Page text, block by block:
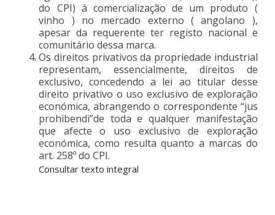
do CPI) à comercialização de um produto (
vinho ) no mercado externo ( angolano ),
apesar da requerente ter registo nacional e
comunitário dessa marca.
Os direitos privativos da propriedade industrial
representam, essencialmente, direitos de
exclusivo, concedendo a lei ao titular desse
direito privativo o uso exclusivo de exploração
económica, abrangendo o correspondente “jus
prohibendi”de toda e qualquer manifestação
que afecte o uso exclusivo de exploração
económica, como resulta quanto a marcas do
art. 258º do CPI.
Consultar texto integral